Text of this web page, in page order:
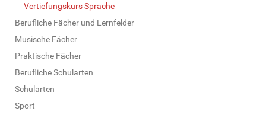
Vertiefungskurs Sprache
Berufliche Fächer und Lernfelder
Musische Fächer
Praktische Fächer
Berufliche Schularten
Schularten
Sport